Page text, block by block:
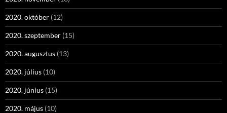
2020. október (12)
2020. szeptember (15)
2020. augusztus (13)
2020. július (10)
2020. június (15)
2020. május (10)